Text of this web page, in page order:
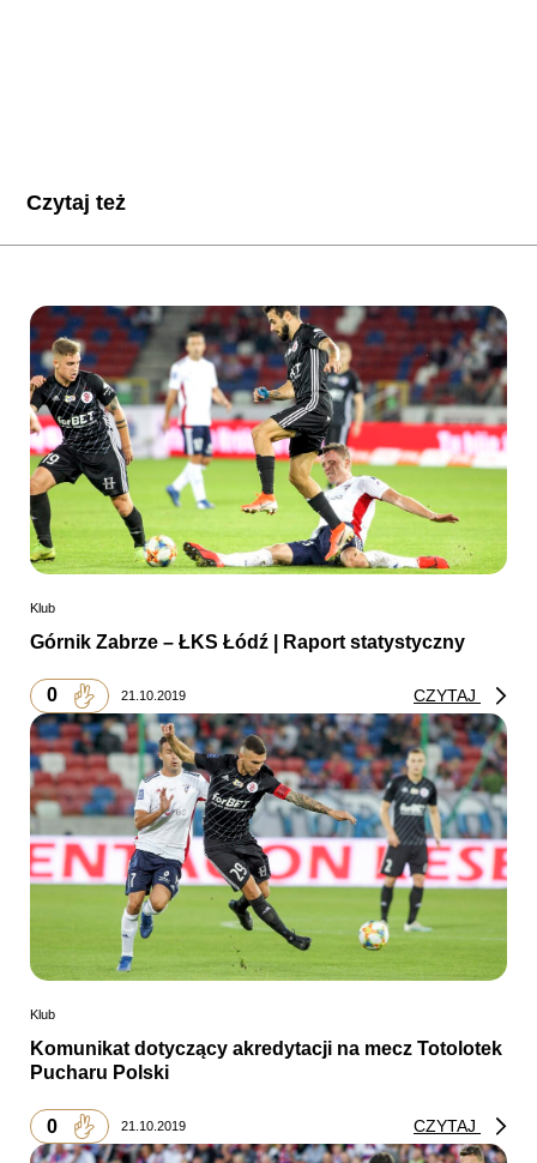
Czytaj też
Klub
Górnik Zabrze – ŁKS Łódź | Raport statystyczny
0 21.10.2019 CZYTAJ
Klub
Komunikat dotyczący akredytacji na mecz Totolotek
Pucharu Polski
0 21.10.2019 CZYTAJ